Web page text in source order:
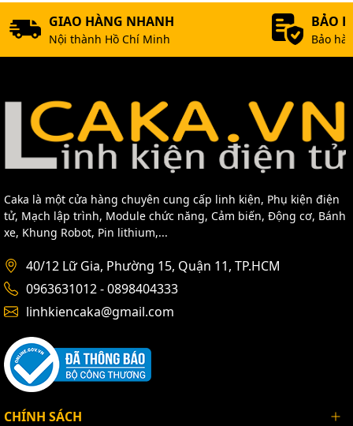
GIAO HÀNG NHANH
Nội thành Hồ Chí Minh
BẢO
Bảo
Caka là một cửa hàng chuyên cung cấp linh kiện, Phụ kiện điện
tử, Mạch lập trình, Module chức năng, Cảm biến, Động cơ, Bánh
xe, Khung Robot, Pin lithium,...
40/12 Lữ Gia, Phường 15, Quận 11, TP.HCM
0963631012 - 0898404333
linhkiencaka@gmail.com
CHÍNH SÁCH